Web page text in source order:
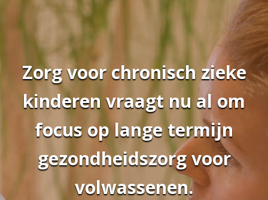
Zorg voor chronisch zieke
kinderen vraagt nu al om
focus op lange termijn
gezondheidszorg voor
volwassenen.